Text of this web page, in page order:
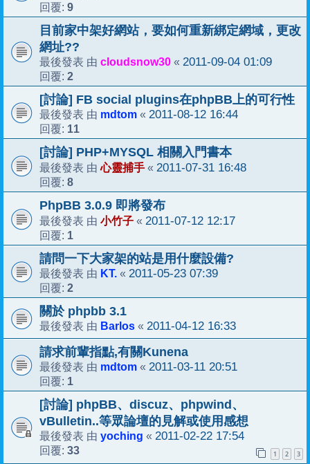
回覆: 9
目前家中架好網站，要如何重新綁定網域，更改
網址??
最後發表 由 cloudsnow30 « 2011-09-04 01:09
回覆: 2
[討論] FB social plugins在phpBB上的可行性
最後發表 由 mdtom « 2011-08-12 16:44
回覆: 11
[討論] PHP+MYSQL 相關入門書本
最後發表 由心靈捕手 « 2011-07-31 16:48
回覆: 8
PhpBB 3.0.9 即將發布
最後發表 由 小竹子 « 2011-07-12 12:17
回覆: 1
請問一下大家架的站是用什麼設備?
最後發表 由 KT. « 2011-05-23 07:39
回覆: 2
關於 phpbb 3.1
最後發表 由 Barlos « 2011-04-12 16:33
請求前輩指點,有關Kunena
最後發表 由 mdtom « 2011-03-11 20:51
回覆: 1
[討論] phpBB、discuz、phpwind、
vBulletin..等眾論壇的見解或使用感想
最後發表 由 yoching « 2011-02-22 17:54
回覆: 33 1 2 3